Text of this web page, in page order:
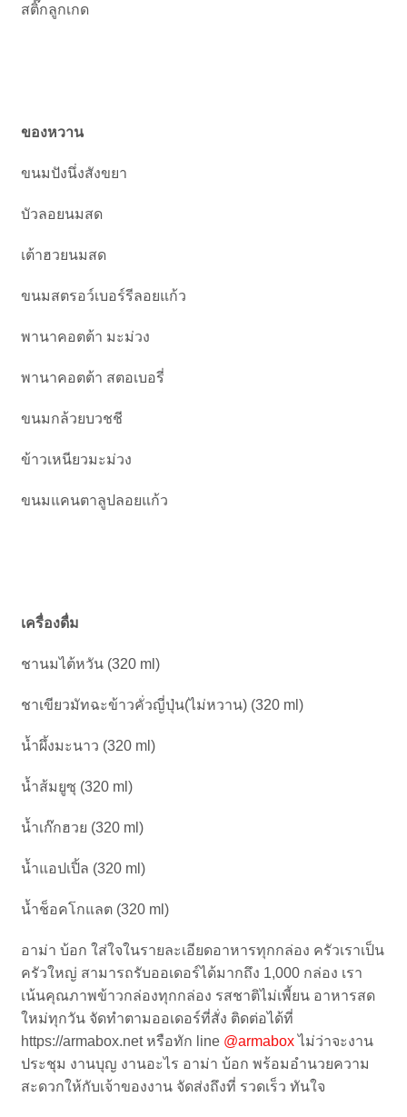
สติ๊กลูกเกด
ของหวาน
ขนมปังนึ่งสังขยา
บัวลอยนมสด
เต้าฮวยนมสด
ขนมสตรอว์เบอร์รีลอยแก้ว
พานาคอตต้า มะม่วง
พานาคอตต้า สตอเบอรี่
ขนมกล้วยบวชชี
ข้าวเหนียวมะม่วง
ขนมแคนตาลูปลอยแก้ว
เครื่องดื่ม
ชานมไต้หวัน (320 ml)
ชาเขียวมัทฉะข้าวคั่วญี่ปุ่น(ไม่หวาน) (320 ml)
น้ำผึ้งมะนาว (320 ml)
น้ำส้มยูซุ (320 ml)
น้ำเก๊กฮวย (320 ml)
น้ำแอปเปิ้ล (320 ml)
น้ำช็อคโกแลต (320 ml)
อาม่า บ้อก ใส่ใจในรายละเอียดอาหารทุกกล่อง ครัวเราเป็น
ครัวใหญ่ สามารถรับออเดอร์ได้มากถึง 1,000 กล่อง เรา
เน้นคุณภาพข้าวกล่องทุกกล่อง รสชาติไม่เพี้ยน อาหารสด
ใหม่ทุกวัน จัดทำตามออเดอร์ที่สั่ง ติดต่อได้ที่
https://armabox.netหรือทัก line @armaboxไม่ว่าจะงาน
ประชุม งานบุญ งานอะไร อาม่า บ้อก พร้อมอำนวยความ
สะดวกให้กับเจ้าของงาน จัดส่งถึงที่ รวดเร็ว ทันใจ